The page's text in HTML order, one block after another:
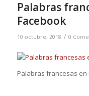
Palabras
Facebook
10 octubre, 2018 / 0
Palabras francesas en